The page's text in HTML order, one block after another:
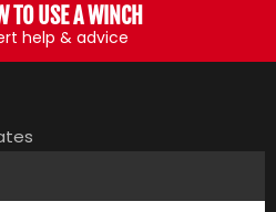
TO USE A WINCH
help & advice